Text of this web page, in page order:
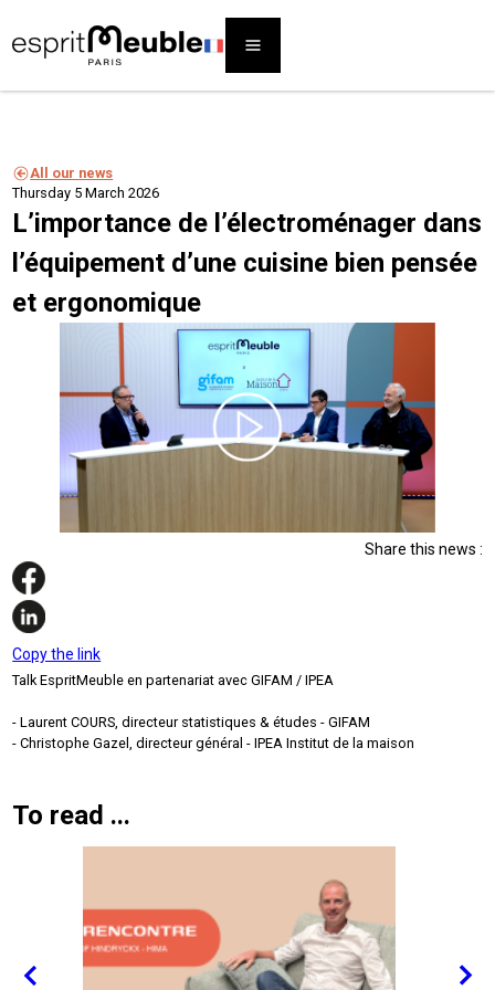
All our news
Thursday 5 March 2026
L’importance de l’électroménager dans
l’équipement d’une cuisine bien pensée
et ergonomique
Share this news :
Copy the link
Talk EspritMeuble en partenariat avec GIFAM / IPEA
- Laurent COURS, directeur statistiques & études - GIFAM
- Christophe Gazel, directeur général - IPEA Institut de la maison
To read ...